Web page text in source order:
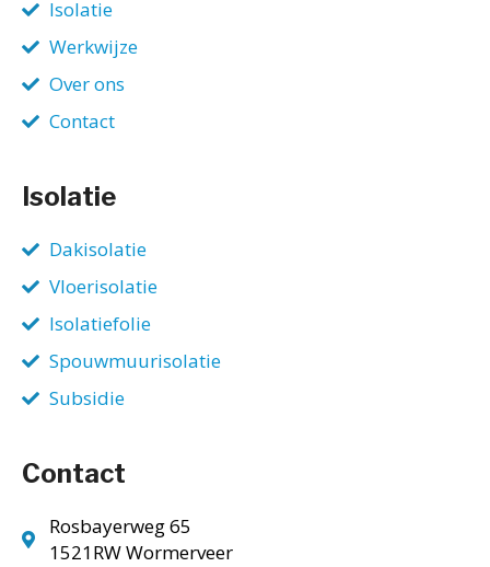
Isolatie
Werkwijze
Over ons
Contact
Isolatie
Dakisolatie
Vloerisolatie
Isolatiefolie
Spouwmuurisolatie
Subsidie
Contact
Rosbayerweg 65
1521RW Wormerveer